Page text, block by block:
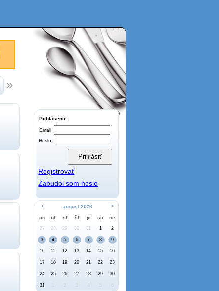
Prihlásenie
Email:
Heslo:
Registrovať
Zabudol som heslo
< august 2026 >
po ut st št pi so ne
27 28 29 30 31 1 2
3 4 5 6 7 8 9
10 11 12 13 14 15 16
17 18 19 20 21 22 23
24 25 26 27 28 29 30
31 2 3 4 5 6